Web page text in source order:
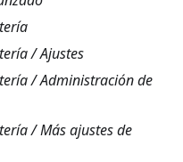
/ Ajustes
/ Administración de
/ Más ajustes de